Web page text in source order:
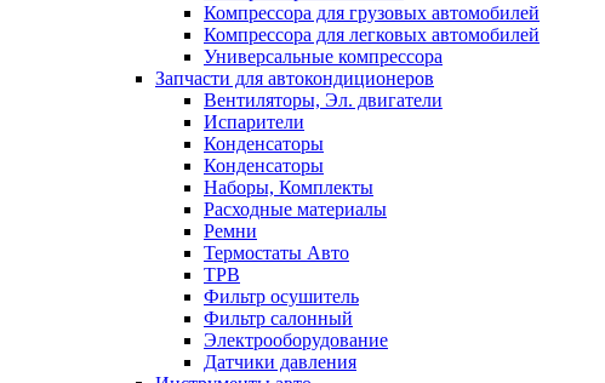
Компрессора для грузовых автомобилей
Компрессора для легковых автомобилей
Универсальные компрессора
Запчасти для автокондиционеров
Вентиляторы, Эл. двигатели
Испарители
Конденсаторы
Конденсаторы
Наборы, Комплекты
Расходные материалы
Ремни
Термостаты Авто
ТРВ
Фильтр осушитель
Фильтр салонный
Электрооборудование
Датчики давления